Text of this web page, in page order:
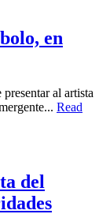
en
al artista
Read
del